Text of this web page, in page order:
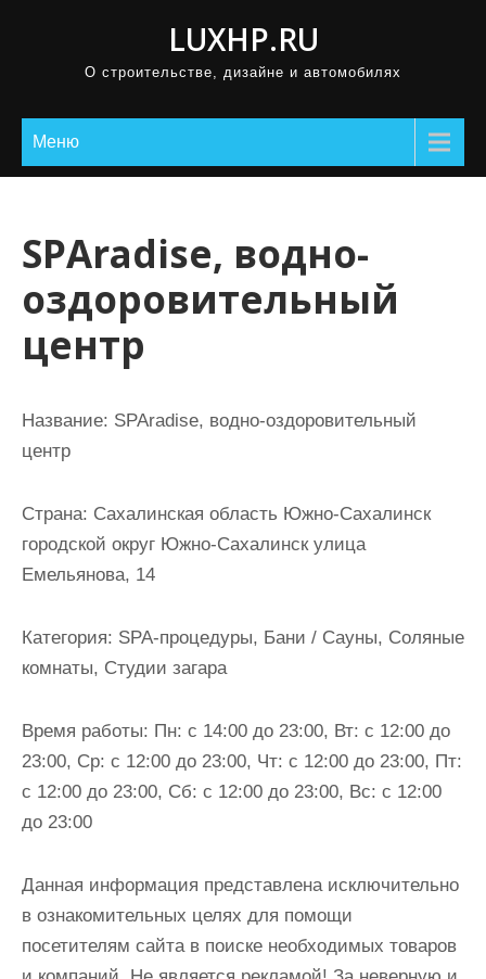
LUXHP.RU
О строительстве, дизайне и автомобилях
Меню
SPAradise, водно-
оздоровительный
центр
Название: SPAradise, водно-оздоровительный
центр
Страна: Сахалинская область Южно-Сахалинск
городской округ Южно-Сахалинск улица
Емельянова, 14
Категория: SPA-процедуры, Бани / Сауны, Соляные
комнаты, Студии загара
Время работы: Пн: с 14:00 до 23:00, Вт: с 12:00 до
23:00, Ср: с 12:00 до 23:00, Чт: с 12:00 до 23:00, Пт:
с 12:00 до 23:00, Сб: с 12:00 до 23:00, Вс: с 12:00
до 23:00
Данная информация представлена исключительно
в ознакомительных целях для помощи
посетителям сайта в поиске необходимых товаров